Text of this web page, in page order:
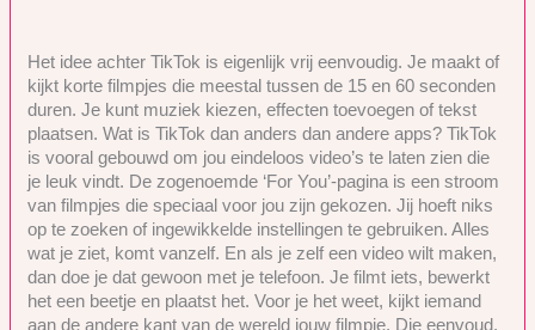
Het idee achter TikTok is eigenlijk vrij eenvoudig. Je maakt of
kijkt korte filmpjes die meestal tussen de 15 en 60 seconden
duren. Je kunt muziek kiezen, effecten toevoegen of tekst
plaatsen. Wat is TikTok dan anders dan andere apps? TikTok
is vooral gebouwd om jou eindeloos video’s te laten zien die
je leuk vindt. De zogenoemde ‘For You’-pagina is een stroom
van filmpjes die speciaal voor jou zijn gekozen. Jij hoeft niks
op te zoeken of ingewikkelde instellingen te gebruiken. Alles
wat je ziet, komt vanzelf. En als je zelf een video wilt maken,
dan doe je dat gewoon met je telefoon. Je filmt iets, bewerkt
het een beetje en plaatst het. Voor je het weet, kijkt iemand
aan de andere kant van de wereld jouw filmpje. Die eenvoud,